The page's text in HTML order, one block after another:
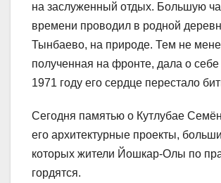
на заслуженный отдых. Большую
времени проводил в родной
Тынбаево, на природе. Тем не
полученная на фронте, дала о себе
1971 году его сердце перестало
Сегодня памятью о Кутлубае
его архитектурные проекты,
которых жители Йошкар-Олы по
гордятся.